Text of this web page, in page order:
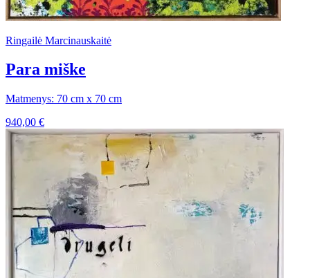
Ringailė Marcinauskaitė
Para miške
Matmenys: 70 cm x 70 cm
940,00 €